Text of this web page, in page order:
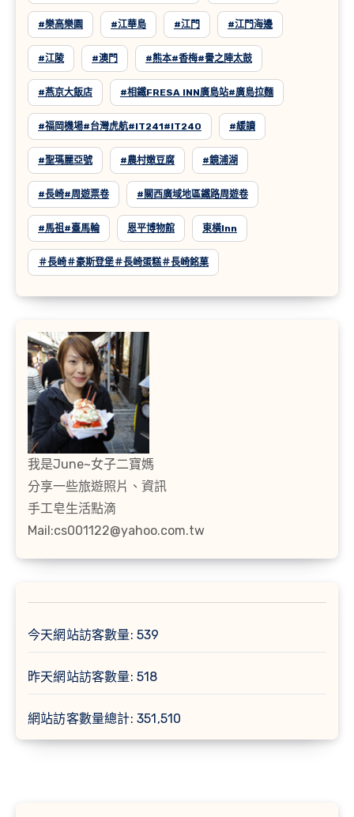
#樂高樂園 #江華島 #江門 #江門海邊
#江陵 #澳門 #熊本#香梅#譽之陣太鼓
#燕京大飯店 #相鐵FRESA INN廣島站#廣島拉麵
#福岡機場#台灣虎航#IT241#IT240 #緩讀
#聖瑪麗亞號 #農村嫩豆腐 #鏡浦湖
#長崎#周遊票卷 #關西廣域地區鐵路周遊卷
#馬祖#臺馬輪 恩平博物館 東橫inn
＃長崎＃豪斯登堡＃長崎蛋糕＃長崎銘菓
我是June~女子二寶媽
分享一些旅遊照片、資訊
手工皂生活點滴
Mail:cs001122@yahoo.com.tw
今天網站訪客數量: 539
昨天網站訪客數量: 518
網站訪客數量總計: 351,510